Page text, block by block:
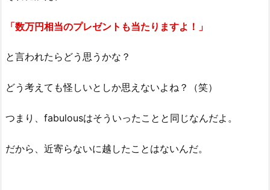
「数万円相当のプレゼントも当たりますよ！」
と言われたらどう思うかな？
どう考えても怪しいとしか思えないよね？（笑）
つまり、fabulousはそういったことと同じなんだよ。
だから、近寄らないに越したことはないんだ。